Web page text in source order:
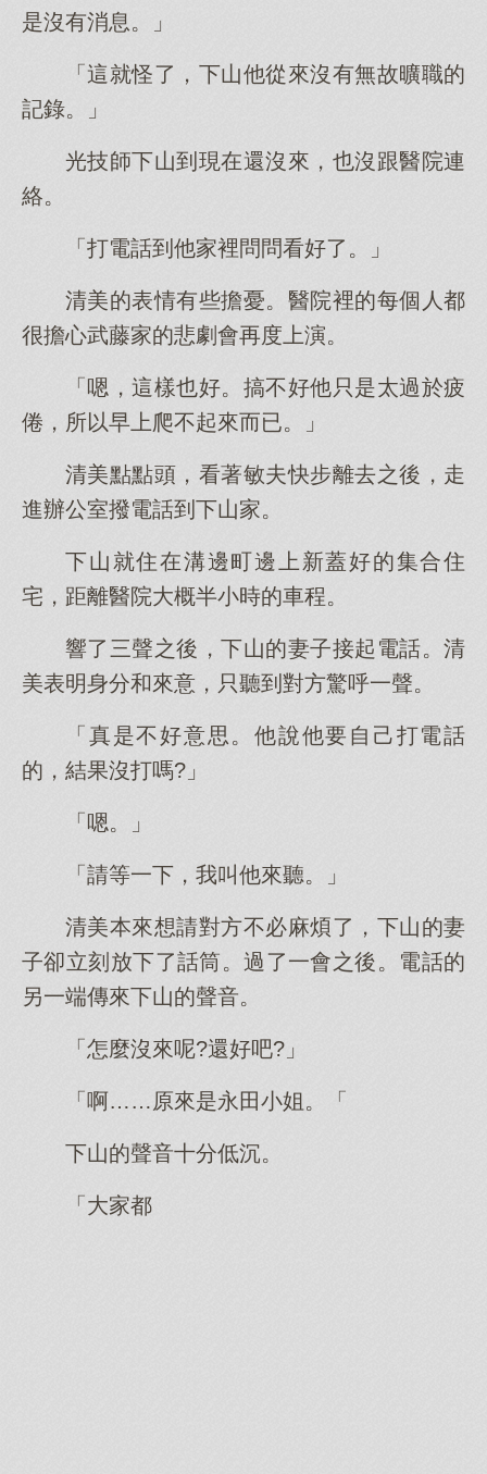
是沒有消息。」
「這就怪了，下山他從來沒有無故曠職的
記錄。」
光技師下山到現在還沒來，也沒跟醫院連
絡。
「打電話到他家裡問問看好了。」
清美的表情有些擔憂。醫院裡的每個人都
很擔心武藤家的悲劇會再度上演。
「嗯，這樣也好。搞不好他只是太過於疲
倦，所以早上爬不起來而已。」
清美點點頭，看著敏夫快步離去之後，走
進辦公室撥電話到下山家。
下山就住在溝邊町邊上新蓋好的集合住
宅，距離醫院大概半小時的車程。
響了三聲之後，下山的妻子接起電話。清
美表明身分和來意，只聽到對方驚呼一聲。
「真是不好意思。他說他要自己打電話
的，結果沒打嗎?」
「嗯。」
「請等一下，我叫他來聽。」
清美本來想請對方不必麻煩了，下山的妻
子卻立刻放下了話筒。過了一會之後。電話的
另一端傳來下山的聲音。
「怎麼沒來呢?還好吧?」
「啊……原來是永田小姐。「
下山的聲音十分低沉。
「大家都